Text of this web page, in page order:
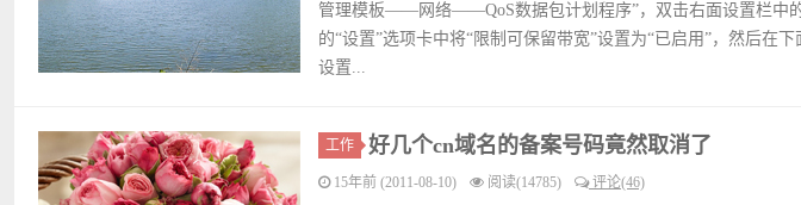
管理模板——网络——QoS数据包计划程序”，双击右面设置栏中
的“设置”选项卡中将“限制可保留带宽”设置为“已启用”，然后在
设置...
工作 好几个cn域名的备案号码竟然取消了
15年前 (2011-08-10) 阅读(14785) 评论(46)